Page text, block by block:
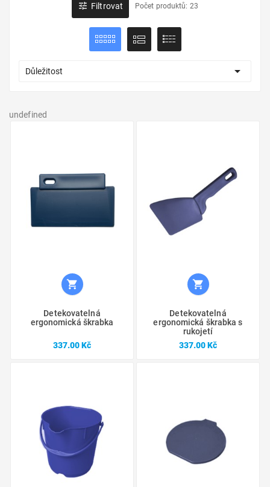
 Filtrovat Počet produktů: 23
Důležitost 
undefined

Detekovatelná
ergonomická škrabka
337.00 KčCena

Detekovatelná
ergonomická škrabka s
rukojetí
337.00 KčCena